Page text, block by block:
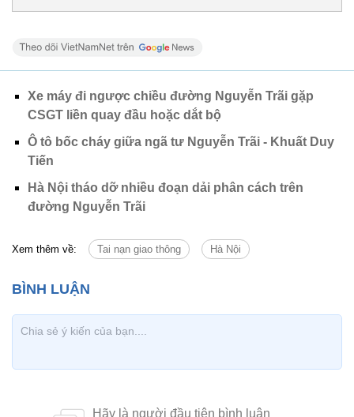
Xe máy đi ngược chiều đường Nguyễn Trãi gặp
CSGT liền quay đầu hoặc dắt bộ
Ô tô bốc cháy giữa ngã tư Nguyễn Trãi - Khuất Duy
Tiến
Hà Nội tháo dỡ nhiều đoạn dải phân cách trên
đường Nguyễn Trãi
Xem thêm về: Tai nạn giao thông Hà Nội